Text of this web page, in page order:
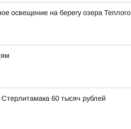
освещение на берегу озера Теплого
60 тысяч рублей